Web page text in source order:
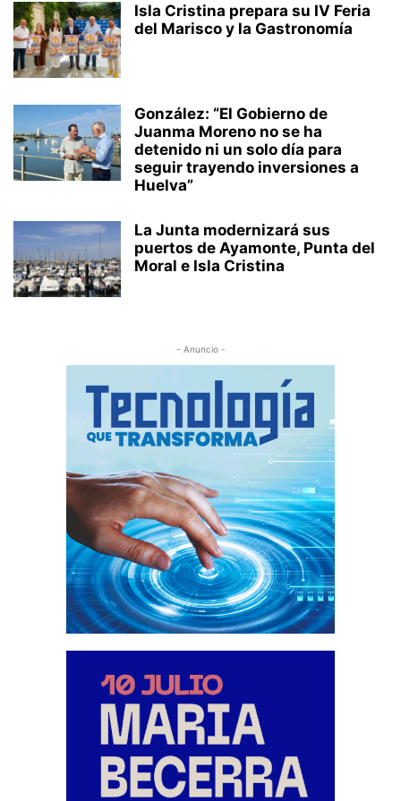
Isla Cristina prepara su IV Feria
del Marisco y la Gastronomía
González: “El Gobierno de
Juanma Moreno no se ha
detenido ni un solo día para
seguir trayendo inversiones a
Huelva”
La Junta modernizará sus
puertos de Ayamonte, Punta del
Moral e Isla Cristina
- Anuncio -